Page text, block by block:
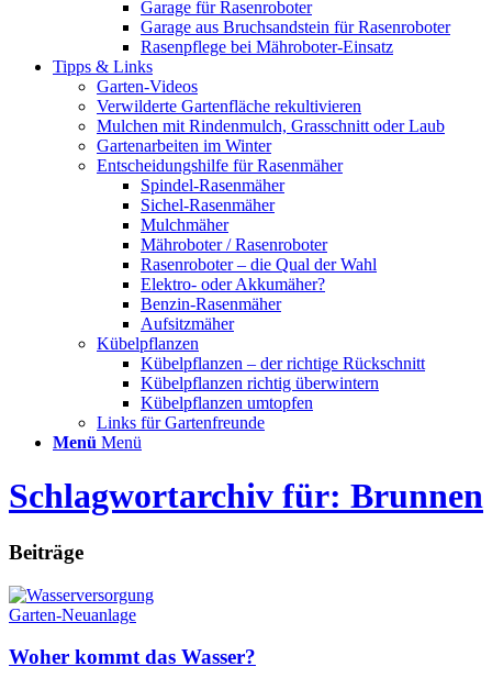
Garage für Rasenroboter
Garage aus Bruchsandstein für Rasenroboter
Rasenpflege bei Mähroboter-Einsatz
Tipps & Links
Garten-Videos
Verwilderte Gartenfläche rekultivieren
Mulchen mit Rindenmulch, Grasschnitt oder Laub
Gartenarbeiten im Winter
Entscheidungshilfe für Rasenmäher
Spindel-Rasenmäher
Sichel-Rasenmäher
Mulchmäher
Mähroboter / Rasenroboter
Rasenroboter – die Qual der Wahl
Elektro- oder Akkumäher?
Benzin-Rasenmäher
Aufsitzmäher
Kübelpflanzen
Kübelpflanzen – der richtige Rückschnitt
Kübelpflanzen richtig überwintern
Kübelpflanzen umtopfen
Links für Gartenfreunde
Menü Menü
Schlagwortarchiv für: Brunnen
Beiträge
Garten-Neuanlage
Woher kommt das Wasser?